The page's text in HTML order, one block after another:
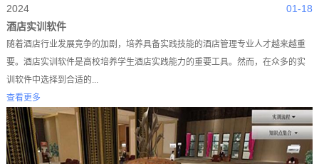
01-18
2024
酒店实训软件
随着酒店行业发展竞争的加剧，培养具备实践技能的酒店管理专业人才越来越重
要。酒店实训软件是高校培养学生酒店实践能力的重要工具。然而，在众多的实
训软件中选择到合适的...
查看更多